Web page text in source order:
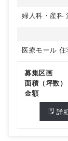
す。最寄りの
とアクセスも
婦人科・産科
医療モール 住
募集区画
面積（坪数）
金額
詳